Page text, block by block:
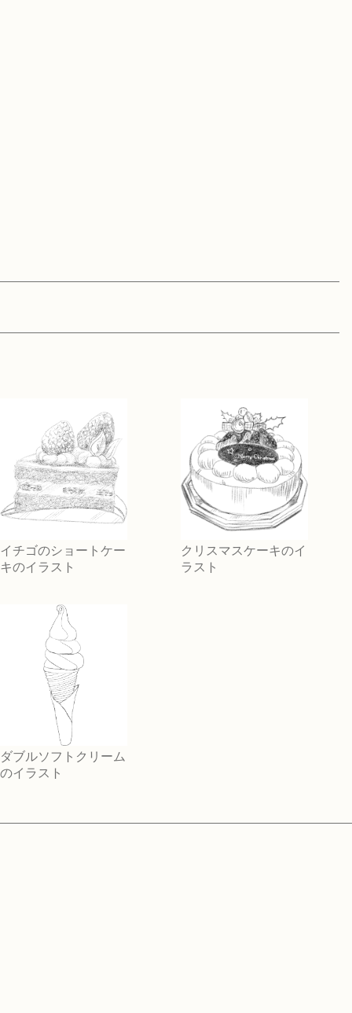
イチゴのショートケー
キのイラスト
クリスマスケーキのイ
ラスト
ダブルソフトクリーム
のイラスト